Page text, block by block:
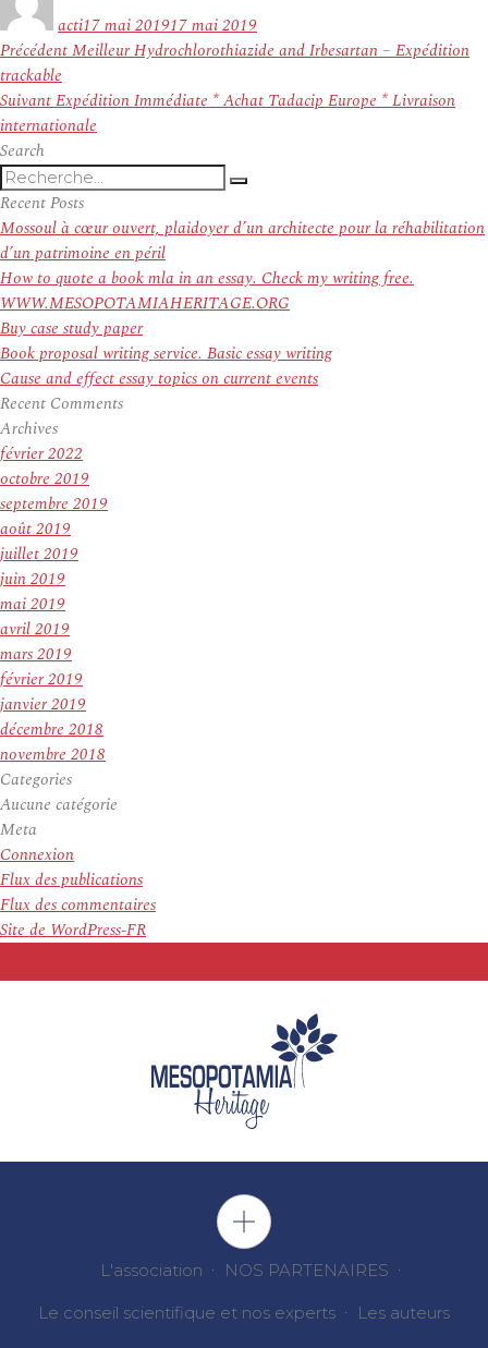
actile
17 mai 201917 mai 2019
Navigation
de
l’article
PrécédentArticle
Meilleur Hydrochlorothiazide and Irbesartan – Expédition
trackable
SuivantArticle
suivant :
Expédition Immédiate * Achat Tadacip Europe * Livraison
internationale
Search
Recherche
pour
:
Recherche
Recent Posts
Mossoul à cœur ouvert, plaidoyer d’un architecte pour la réhabilitation
d’un patrimoine en péril
How to quote a book mla in an essay. Check my writing free.
WWW.MESOPOTAMIAHERITAGE.ORG
Buy case study paper
Book proposal writing service. Basic essay writing
Cause and effect essay topics on current events
Recent Comments
Archives
février 2022
octobre 2019
septembre 2019
août 2019
juillet 2019
juin 2019
mai 2019
avril 2019
mars 2019
février 2019
janvier 2019
décembre 2018
novembre 2018
Categories
Aucune catégorie
Meta
Connexion
Flux des publications
Flux des commentaires
Site de WordPress-FR
L'association NOS PARTENAIRES
Le conseil scientifique et nos experts Les auteurs